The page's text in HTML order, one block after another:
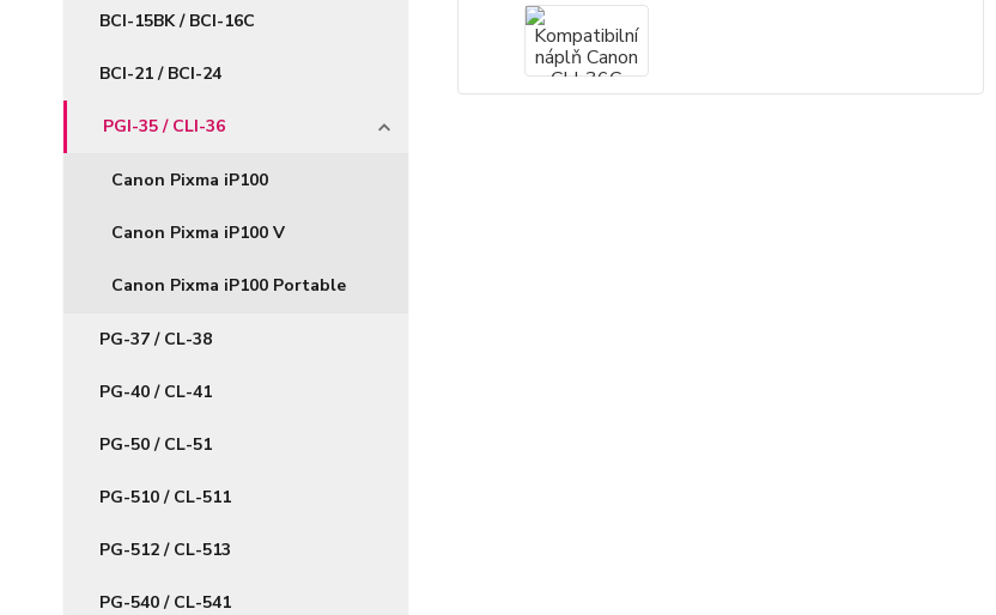
BCI-15BK / BCI-16C
BCI-21 / BCI-24
PGI-35 / CLI-36
Canon Pixma iP100
Canon Pixma iP100 V
Canon Pixma iP100 Portable
PG-37 / CL-38
PG-40 / CL-41
PG-50 / CL-51
PG-510 / CL-511
PG-512 / CL-513
PG-540 / CL-541